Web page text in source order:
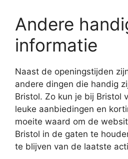
Andere
informatie
Naast de openingstijden
andere dingen die handig
Bristol. Zo kun je bij Bristol
leuke aanbiedingen en
moeite waard om de
Bristol in de gaten te
te blijven van de laatste